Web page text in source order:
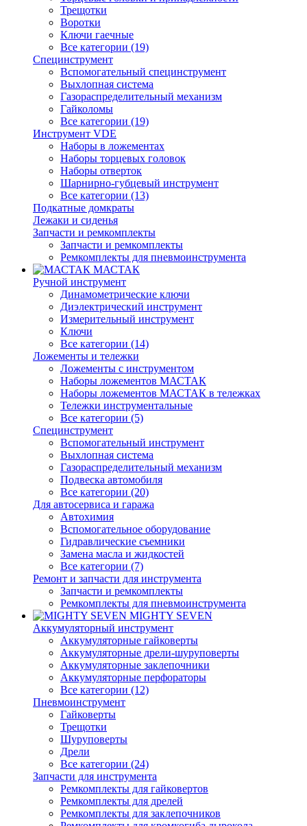
Трещотки
Воротки
Ключи гаечные
Все категории (19)
Специнструмент
Вспомогательный специнструмент
Выхлопная система
Газораспределительный механизм
Гайколомы
Все категории (19)
Инструмент VDE
Наборы в ложементах
Наборы торцевых головок
Наборы отверток
Шарнирно-губцевый инструмент
Все категории (13)
Подкатные домкраты
Лежаки и сиденья
Запчасти и ремкомплекты
Запчасти и ремкомплекты
Ремкомплекты для пневмоинструмента
МАСТАК
Ручной инструмент
Динамометрические ключи
Диэлектрический инструмент
Измерительный инструмент
Ключи
Все категории (14)
Ложементы и тележки
Ложементы с инструментом
Наборы ложементов МАСТАК
Наборы ложементов МАСТАК в тележках
Тележки инструментальные
Все категории (5)
Специнструмент
Вспомогательный инструмент
Выхлопная система
Газораспределительный механизм
Подвеска автомобиля
Все категории (20)
Для автосервиса и гаража
Автохимия
Вспомогательное оборудование
Гидравлические съемники
Замена масла и жидкостей
Все категории (7)
Ремонт и запчасти для инструмента
Запчасти и ремкомплекты
Ремкомплекты для пневмоинструмента
MIGHTY SEVEN
Аккумуляторный инструмент
Аккумуляторные гайковерты
Аккумуляторные дрели-шуруповерты
Аккумуляторные заклепочники
Аккумуляторные перфораторы
Все категории (12)
Пневмоинструмент
Гайковерты
Трещотки
Шуруповерты
Дрели
Все категории (24)
Запчасти для инструмента
Ремкомплекты для гайковертов
Ремкомплекты для дрелей
Ремкомплекты для заклепочников